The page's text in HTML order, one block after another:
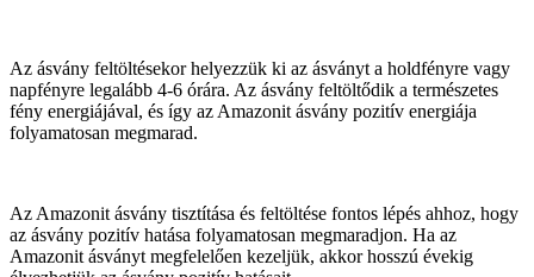
Az ásvány feltöltésekor helyezzük ki az ásványt a holdfényre vagy
napfényre legalább 4-6 órára. Az ásvány feltöltődik a természetes
fény energiájával, és így az Amazonit ásvány pozitív energiája
folyamatosan megmarad.
Az Amazonit ásvány tisztítása és feltöltése fontos lépés ahhoz, hogy
az ásvány pozitív hatása folyamatosan megmaradjon. Ha az
Amazonit ásványt megfelelően kezeljük, akkor hosszú évekig